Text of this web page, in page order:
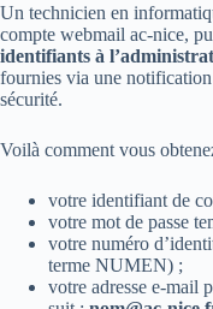
Un technicien en
compte webmail ac-nice,
identifiants à
fournies via une
sécurité.
Voilà comment vous
votre identifiant de
votre mot de passe
votre numéro
terme NUMEN) ;
votre adresse e-mail